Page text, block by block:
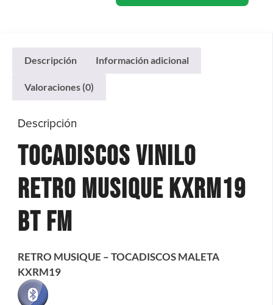
Descripción Información adicional
Valoraciones (0)
Descripción
Tocadiscos Vinilo
Retro Musique Kxrm19
Bt Fm
RETRO MUSIQUE – TOCADISCOS MALETA
KXRM19